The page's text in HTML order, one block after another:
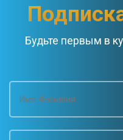
Будьте первым в